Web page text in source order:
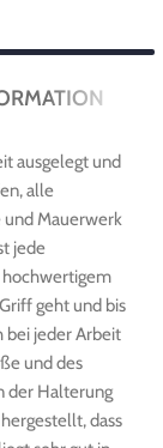
ausgelegt und
alle
Mauerwerk
jede
hochwertigem
geht und bis
bei jeder Arbeit
und des
der Halterung
dass